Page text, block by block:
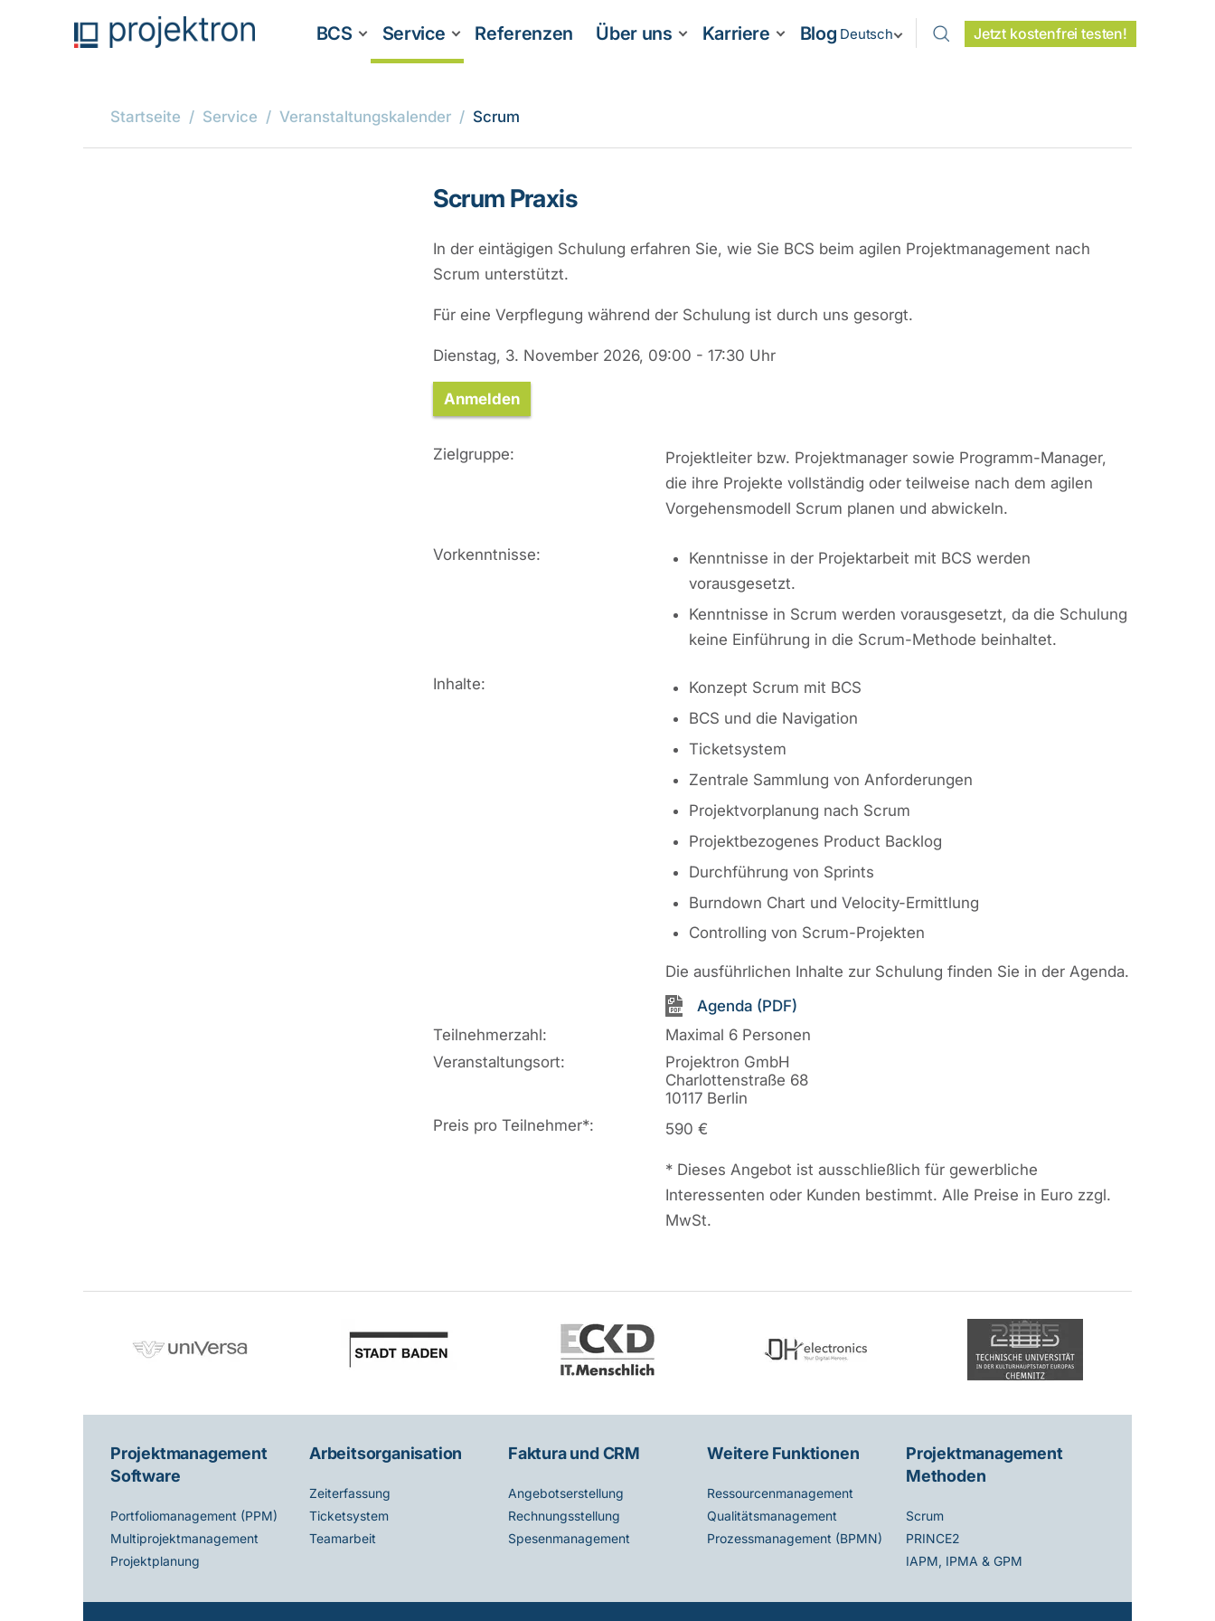
Deutsch Jetzt kostenfrei testen!
BCS Service Referenzen Über uns Karriere Blog
Startseite Service Veranstaltungskalender Scrum
Scrum Praxis
In der eintägigen Schulung erfahren Sie, wie Sie BCS beim agilen Projektmanagement nach
Scrum unterstützt.
Für eine Verpflegung während der Schulung ist durch uns gesorgt.
Dienstag, 3. November 2026, 09:00 - 17:30 Uhr
Anmelden
Zielgruppe:
Projektleiter bzw. Projektmanager sowie Programm-Manager,
die ihre Projekte vollständig oder teilweise nach dem agilen
Vorgehensmodell Scrum planen und abwickeln.
Vorkenntnisse:
Kenntnisse in der Projektarbeit mit BCS werden
vorausgesetzt.
Kenntnisse in Scrum werden vorausgesetzt, da die Schulung
keine Einführung in die Scrum-Methode beinhaltet.
Inhalte:
Konzept Scrum mit BCS
BCS und die Navigation
Ticketsystem
Zentrale Sammlung von Anforderungen
Projektvorplanung nach Scrum
Projektbezogenes Product Backlog
Durchführung von Sprints
Burndown Chart und Velocity-Ermittlung
Controlling von Scrum-Projekten
Die ausführlichen Inhalte zur Schulung finden Sie in der Agenda.
Agenda (PDF)
Teilnehmerzahl:
Maximal 6 Personen
Veranstaltungsort:
Projektron GmbH
Charlottenstraße 68
10117 Berlin
Preis pro Teilnehmer*: 590 €
* Dieses Angebot ist ausschließlich für gewerbliche
Interessenten oder Kunden bestimmt. Alle Preise in Euro zzgl.
MwSt.
Projektmanagement
Software
Portfoliomanagement (PPM)
Multiprojektmanagement
Projektplanung
Arbeitsorganisation
Zeiterfassung
Ticketsystem
Teamarbeit
Faktura und CRM
Angebotserstellung
Rechnungsstellung
Spesenmanagement
Weitere Funktionen
Ressourcenmanagement
Qualitätsmanagement
Prozessmanagement (BPMN)
Projektmanagement
Methoden
Scrum
PRINCE2
IAPM, IPMA & GPM